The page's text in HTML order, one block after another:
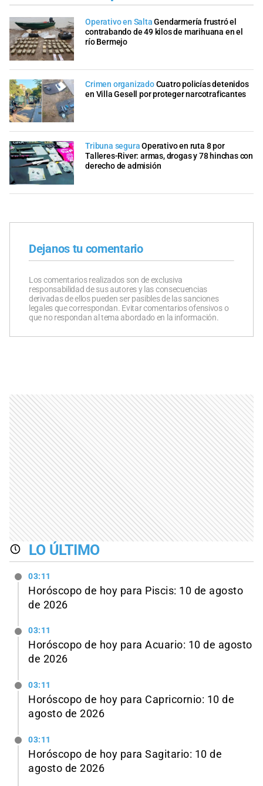
Operativo en Salta Gendarmería frustró el
contrabando de 49 kilos de marihuana en el
río Bermejo
Crimen organizadoCuatro policías detenidos
en Villa Gesell por proteger narcotraficantes
Tribuna seguraOperativo en ruta 8 por
Talleres-River: armas, drogas y 78 hinchas con
derecho de admisión
Dejanos tu comentario
Los comentarios realizados son de exclusiva
responsabilidad de sus autores y las consecuencias
derivadas de ellos pueden ser pasibles de las sanciones
legales que correspondan. Evitar comentarios ofensivos o
que no respondan al tema abordado en la información.
LO ÚLTIMO
03:11
Horóscopo de hoy para Piscis: 10 de agosto
de 2026
03:11
Horóscopo de hoy para Acuario: 10 de agosto
de 2026
03:11
Horóscopo de hoy para Capricornio: 10 de
agosto de 2026
03:11
Horóscopo de hoy para Sagitario: 10 de
agosto de 2026